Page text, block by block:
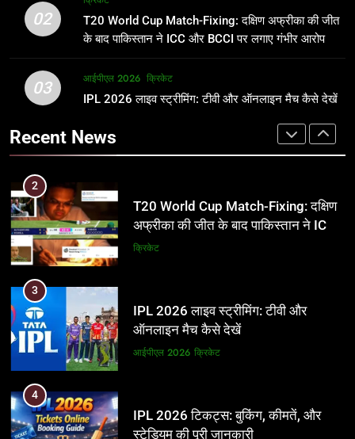
उम्र, परिवार, करियर और शादी से जुड़ी हर
जानकारी
क्रिकेट
2
T20 World Cup Match-Fixing: दक्षिण
3
IPL 2026 लाइव स्ट्रीमिंग: टीवी और
ऑनलाइन मैच कैसे देखें
आईपीएल 2026
4
IPL 2026 टिकट्स: बुकिंग, कीमतें, और
स्टेडियम की पूरी जानकारी
आईपीएल 2026 क्रिकेट
5
IPL Net Worth 2026: 18.5 अरब डॉलर
के क्रिकेट साम्राज्य का पूरा विश्लेषण
02
T20 World Cup Match-Fixing: दक्षिण अफ्रीका की जीत
के बाद पाकिस्तान ने ICC और BCCI पर लगाए गंभीर आरोप
03 आईपीएल 2026 क्रिकेट
IPL 2026 लाइव स्ट्रीमिंग: टीवी और ऑनलाइन मैच कैसे देखें
Recent News
फाइनल में हो सकती है महा-भिड़ंत, जानें पूरा
समीकरण
T20 वर्ल्ड कप 2026
1
अर्जुन तेंदुलकर की पत्नी सानिया चंडोक:
उम्र, परिवार, करियर और शादी से जुड़ी हर
2
T20 World Cup Match-Fixing: दक्षिण
अफ्रीका की जीत के बाद पाकिस्तान ने ICC
और BCCI पर लगाए गंभीर आरोप
क्रिकेट
3
IPL 2026 लाइव स्ट्रीमिंग: टीवी और
ऑनलाइन मैच कैसे देखें
आईपीएल 2026 क्रिकेट
4
IPL 2026 टिकट्स: बुकिंग, कीमतें, और
स्टेडियम की पूरी जानकारी